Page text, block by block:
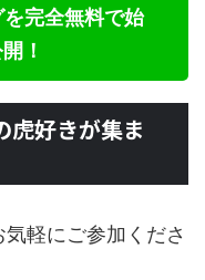
完全無料で始
！
虎好きが集ま
軽にご参加くださ